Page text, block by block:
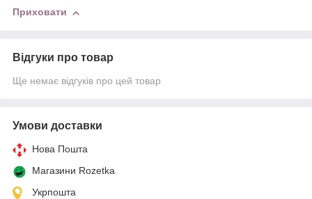
Приховати
Відгуки про товар
Ще немає відгуків про цей товар
Умови доставки
Нова Пошта
Магазини Rozetka
Укрпошта